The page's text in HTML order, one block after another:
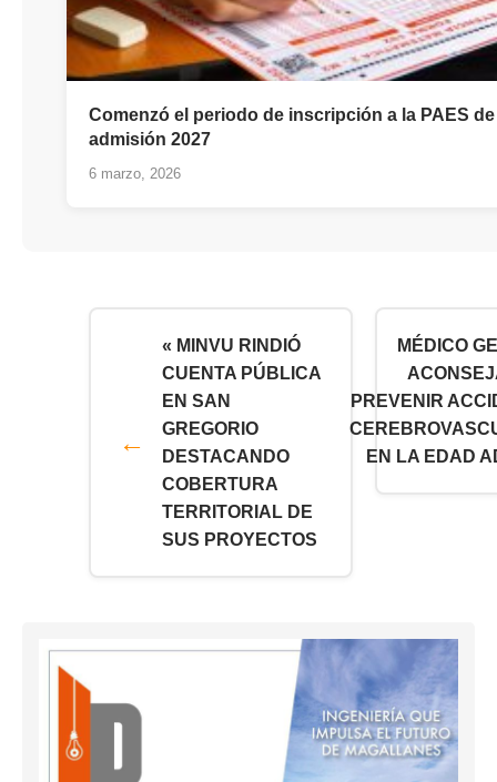
Comenzó el periodo de inscripción a la PAES
admisión 2027
6 marzo, 2026
« MINVU RINDIÓ
CUENTA PÚBLICA
EN SAN
GREGORIO
DESTACANDO
COBERTURA
TERRITORIAL DE
SUS PROYECTOS
MÉDICO
PREVENIR
EN LA EDAD